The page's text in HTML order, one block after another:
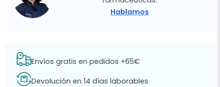
Hablamos
Envíos gratis en pedidos +65€
Devolución en 14 días laborables